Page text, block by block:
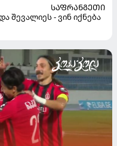
ᲡᲐᲤᲠᲐᲜᲒᲔᲗᲘ
შევალიეს - ვინ იქნება